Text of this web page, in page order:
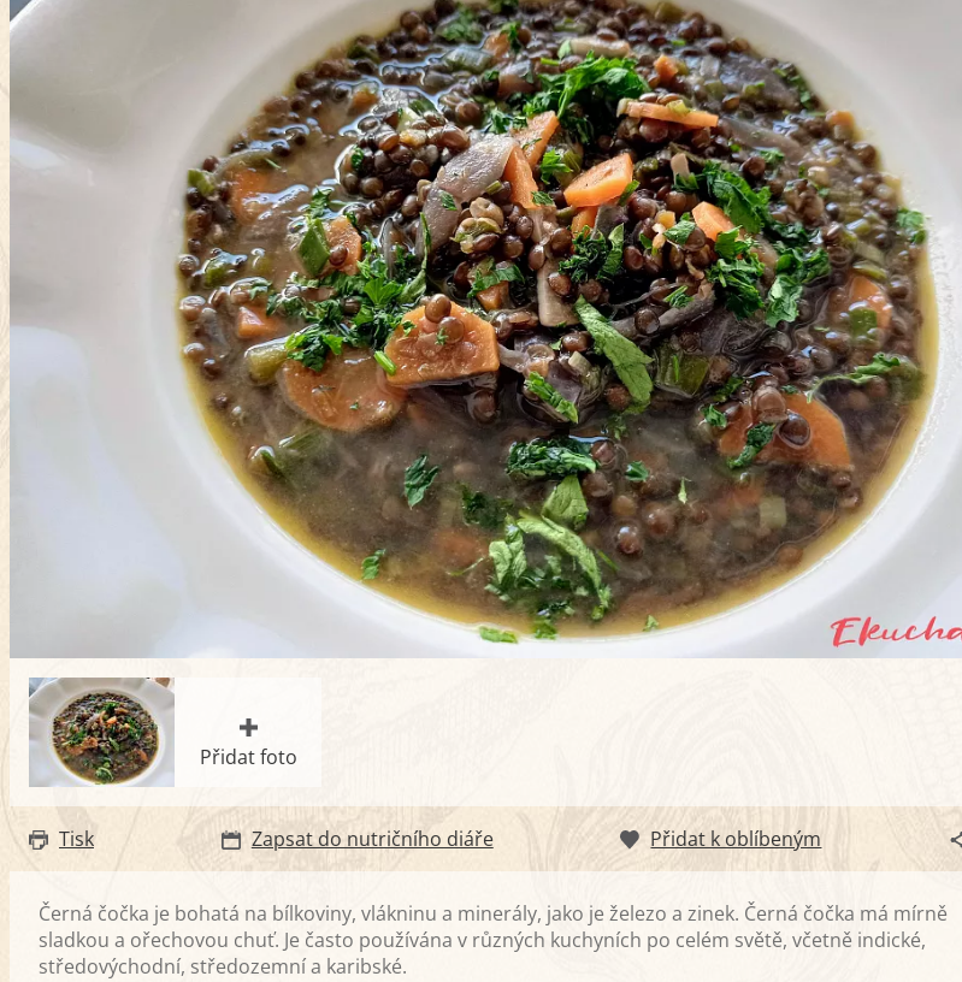
Přidat foto
Tisk Zapsat do nutričního diáře Přidat k oblíbeným
Černá čočka je bohatá na bílkoviny, vlákninu a minerály, jako je železo a zinek. Černá čočka má mírně
sladkou a ořechovou chuť. Je často používána v různých kuchyních po celém světě, včetně indické,
středovýchodní, středozemní a karibské.